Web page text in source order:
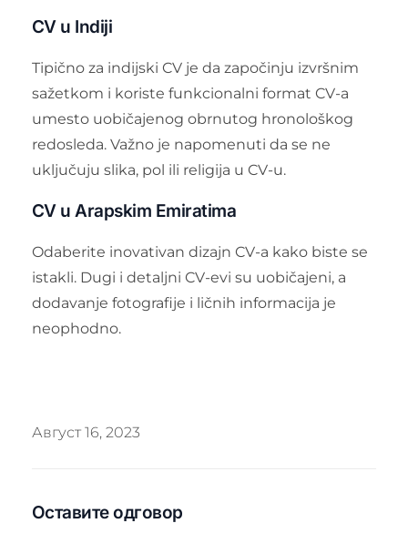
CV u Indiji
Tipično za indijski CV je da započinju izvršnim
sažetkom i koriste funkcionalni format CV-a
umesto uobičajenog obrnutog hronološkog
redosleda. Važno je napomenuti da se ne
uključuju slika, pol ili religija u CV-u.
CV u Arapskim Emiratima
Odaberite inovativan dizajn CV-a kako biste se
istakli. Dugi i detaljni CV-evi su uobičajeni, a
dodavanje fotografije i ličnih informacija je
neophodno.
Август 16, 2023
Оставите одговор